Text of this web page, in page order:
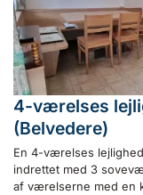
4-værelses
(Belvedere)
En 4-værelses
indrettet med 3
af værelserne med en